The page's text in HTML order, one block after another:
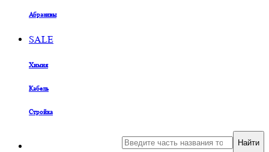
Абразивы
SALE
Химия
Кабель
Стройка
Найти